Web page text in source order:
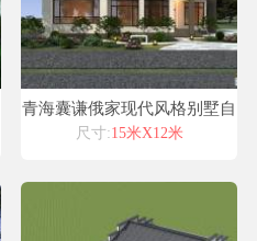
青海囊谦俄家现代风格别墅自
建房设计图纸喜天下建筑设计
尺寸:15米X12米